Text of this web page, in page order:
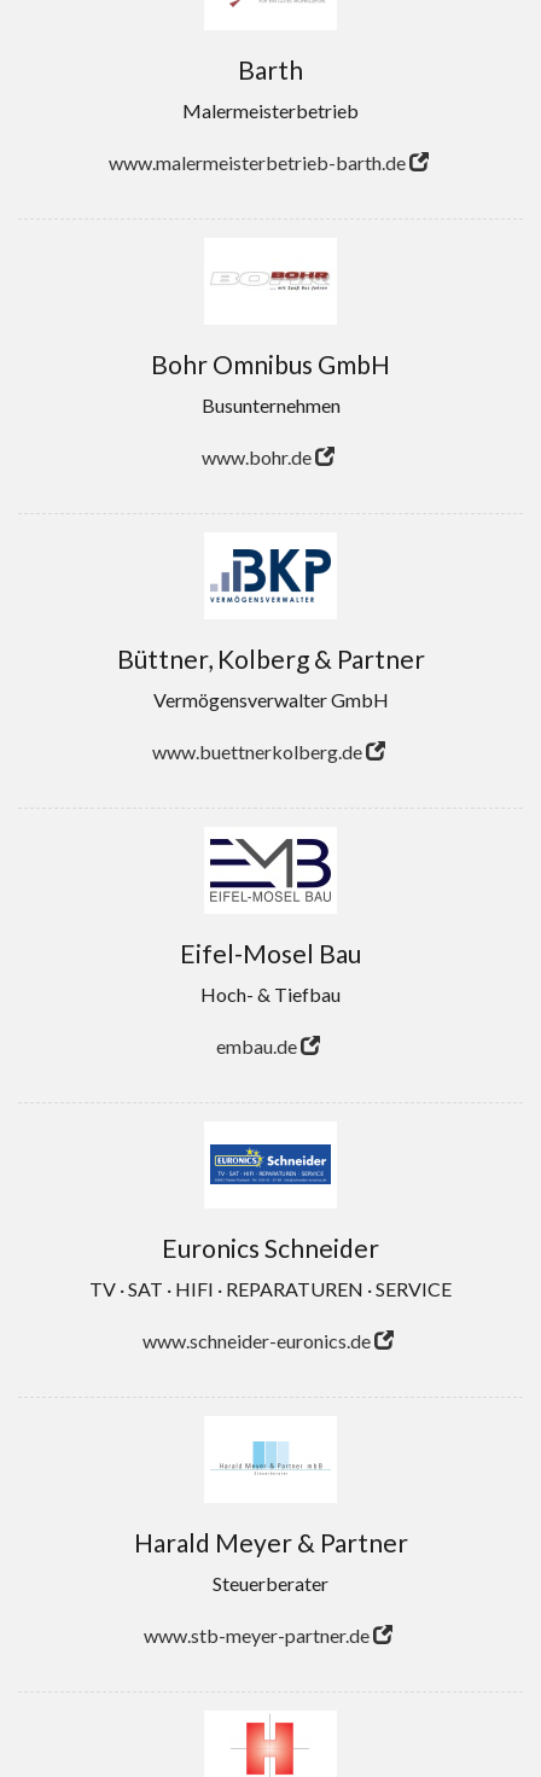
Barth
Malermeisterbetrieb
www.malermeisterbetrieb-barth.de
Bohr Omnibus GmbH
Busunternehmen
www.bohr.de
Büttner, Kolberg & Partner
Vermögensverwalter GmbH
www.buettnerkolberg.de
Eifel-Mosel Bau
Hoch- & Tiefbau
embau.de
Euronics Schneider
TV · SAT · HIFI · REPARATUREN · SERVICE
www.schneider-euronics.de
Harald Meyer & Partner
Steuerberater
www.stb-meyer-partner.de